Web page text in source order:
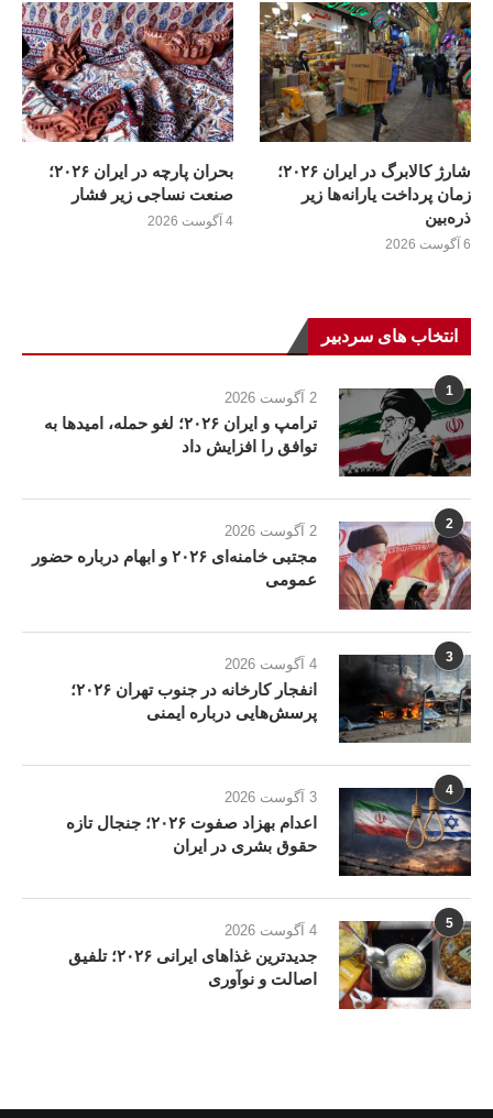
شارژ کالابرگ در ایران ۲۰۲۶؛
زمان پرداخت یارانه‌ها زیر
ذره‌بین
6 آگوست 2026
بحران پارچه در ایران ۲۰۲۶؛
صنعت نساجی زیر فشار
4 آگوست 2026
انتخاب های سردبیر
1 2 آگوست 2026
ترامپ و ایران ۲۰۲۶؛ لغو حمله، امیدها به
توافق را افزایش داد
2 2 آگوست 2026
مجتبی خامنه‌ای ۲۰۲۶ و ابهام درباره حضور
عمومی
3 4 آگوست 2026
انفجار کارخانه در جنوب تهران ۲۰۲۶؛
پرسش‌هایی درباره ایمنی
4 3 آگوست 2026
اعدام بهزاد صفوت ۲۰۲۶؛ جنجال تازه
حقوق بشری در ایران
5 4 آگوست 2026
جدیدترین غذاهای ایرانی ۲۰۲۶؛ تلفیق
اصالت و نوآوری